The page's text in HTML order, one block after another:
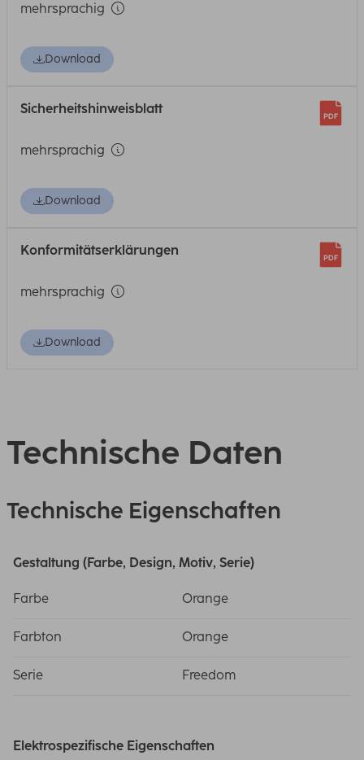
mehrsprachig
Download
Sicherheitshinweisblatt
mehrsprachig
Download
Konformitätserklärungen
mehrsprachig
Download
Technische Daten
Technische Eigenschaften
Gestaltung (Farbe, Design, Motiv, Serie)
Farbe Orange
Farbton Orange
Serie Freedom
Elektrospezifische Eigenschaften